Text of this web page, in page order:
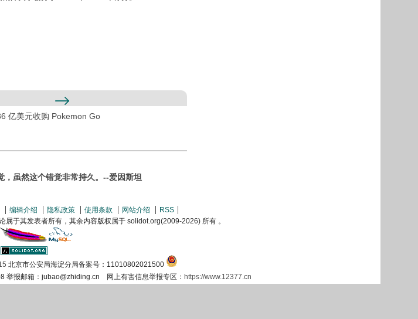
亿美元收购 Pokemon Go
，虽然这个错觉非常持久。--爱因斯坦
编辑介绍 隐私政策 使用条款 网站介绍
RSS
属于其发表者所有，其余内容版权属于 solidot.org(2009-2026) 所有 。
北京市公安局海淀分局备案号：11010802021500
报邮箱：jubao@zhiding.cn 网上有害信息举报专区： https://www.12377.cn